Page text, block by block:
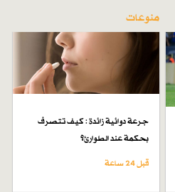
منوعات
جرعة دوائية زائدة : كيف تتصرف
بحكمة عند الطوارئ؟
قبل 24 ساعة